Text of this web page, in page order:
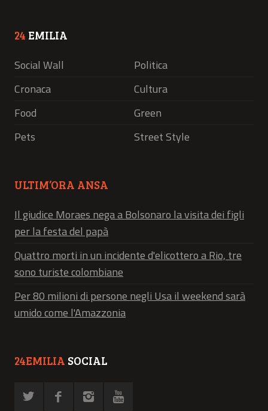
24 EMILIA
Social Wall
Politica
Cronaca
Cultura
Food
Green
Pets
Street Style
ULTIM’ORA ANSA
Il giudice Moraes nega a Bolsonaro la visita dei figli
per la festa del papà
Quattro morti in un incidente d'elicottero a Rio, tre
sono turiste colombiane
Per 80 milioni di persone negli Usa il weekend sarà
umido come l'Amazzonia
24EMILIA SOCIAL